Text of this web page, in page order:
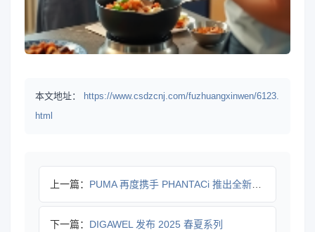
本文地址：
https://www.csdzcnj.com/fuzhuangxinwen/6123.
html
上一篇： PUMA 再度携手 PHANTACi 推出全新合作系列
下一篇： DIGAWEL 发布 2025 春夏系列